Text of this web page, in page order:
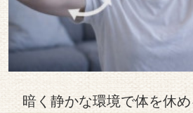
暗く静かな環境で体を休め